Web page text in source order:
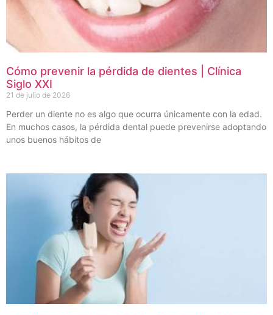
Cómo prevenir la pérdida de dientes | Clínica
Siglo XXI
21 de julio de 2026
Perder un diente no es algo que ocurra únicamente con la edad.
En muchos casos, la pérdida dental puede prevenirse adoptando
unos buenos hábitos de